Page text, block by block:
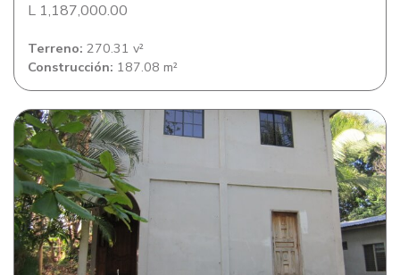
L 1,187,000.00
Terreno: 270.31 v²
Construcción: 187.08 m²
Lote de Terreno con casa de habitacion en Tulian